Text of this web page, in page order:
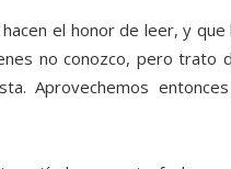
el honor de leer, y
no conozco, pero trato
Aprovechemos